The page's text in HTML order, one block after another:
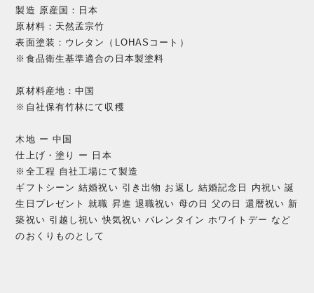
製造 原産国：日本
原材料：天然孟宗竹
表面塗装：ウレタン（LOHASコート）
※食品衛生基準適合の日本製塗料
原材料産地：中国
※自社保有竹林にて収穫
木地 ー 中国
仕上げ・塗り ー 日本
※全工程 自社工場にて製造
ギフトシーン 結婚祝い 引き出物 お返し 結婚記念日 内祝い 誕
生日プレゼント 就職 昇進 退職祝い 母の日 父の日 還暦祝い 新
築祝い 引越し祝い 快気祝い バレンタイン ホワイトデー など
のおくりものとして